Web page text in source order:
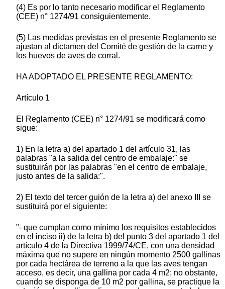
(4) Es por lo tanto necesario modificar el Reglamento
(CEE) n° 1274/91 consiguientemente.
(5) Las medidas previstas en el presente Reglamento se
ajustan al dictamen del Comité de gestión de la carne y
los huevos de aves de corral.
HA ADOPTADO EL PRESENTE REGLAMENTO:
Artículo 1
El Reglamento (CEE) n° 1274/91 se modificará como
sigue:
1) En la letra a) del apartado 1 del artículo 31, las
palabras "a la salida del centro de embalaje:" se
sustituirán por las palabras "en el centro de embalaje,
justo antes de la salida:".
2) El texto del tercer guión de la letra a) del anexo III se
sustituirá por el siguiente:
"- que cumplan como mínimo los requisitos establecidos
en el inciso ii) de la letra b) del punto 3 del apartado 1 del
artículo 4 de la Directiva 1999/74/CE, con una densidad
máxima que no supere en ningún momento 2500 gallinas
por cada hectárea de terreno a la que las aves tengan
acceso, es decir, una gallina por cada 4 m2; no obstante,
cuando se disponga de 10 m2 por gallina, se practique la